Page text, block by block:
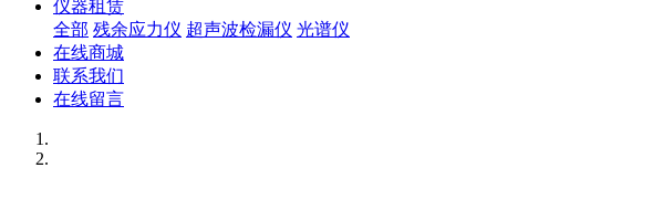
仪器租赁
全部 残余应力仪 超声波检漏仪 光谱仪
在线商城
联系我们
在线留言